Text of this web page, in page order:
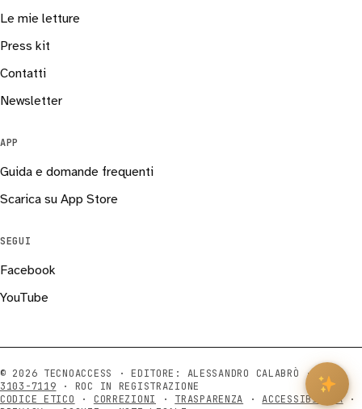
Le mie letture
Press kit
Contatti
Newsletter
APP
Guida e domande frequenti
Scarica su App Store
SEGUI
Facebook
YouTube
© 2026 TECNOACCESS · EDITORE: ALESSANDRO CALABRÒ ·
ISSN
3103-7119 · ROC IN REGISTRAZIONE
CODICE ETICO
· CORREZIONI · TRASPARENZA ·ACCESSIBILITÀ·